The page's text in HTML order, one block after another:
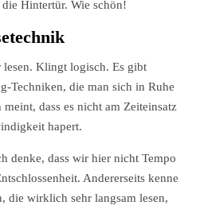
Hintertür. Wie schön!
lesen. Klingt logisch. Es gibt
Techniken, die man sich in Ruhe
dass es nicht am Zeiteinsatz
hapert.
denke, dass wir hier nicht Tempo
Andererseits kenne
die wirklich sehr langsam lesen,